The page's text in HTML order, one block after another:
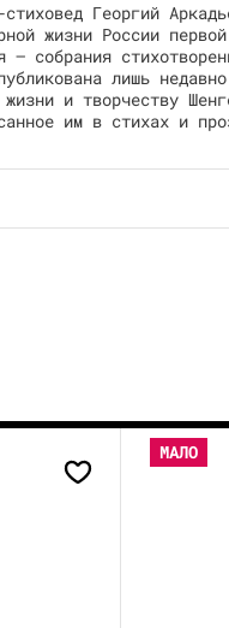
Георгий
жизни России
— собрания
лишь
и творчеству
им в стихах и
МАЛО